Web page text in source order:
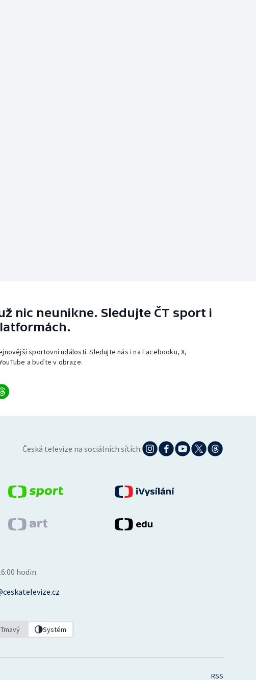
nic neunikne. Sledujte ČT sport i
sportovní události. Sledujte nás i na Facebooku, X,
a buďte v obraze.
Česká televize na sociálních sítích:
hodin
Tmavý Systém
RSS